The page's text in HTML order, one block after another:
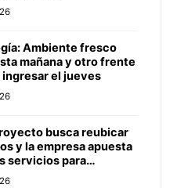
Ambiente fresco
mañana y otro frente
el jueves
busca reubicar
y la empresa apuesta
servicios para